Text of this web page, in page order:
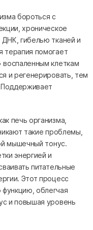
бороться с
хроническое
гибелью тканей и
терапия помогает
воспаленным клеткам
и регенерировать, тем
печь организма,
такие проблемы,
мышечный тонус.
энергией и
питательные
Этот процесс
облегчая
и повышая уровень